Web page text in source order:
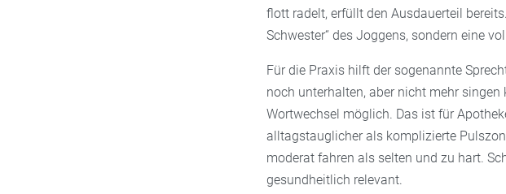
flott radelt, erfüllt den Ausdauerteil
Schwester“ des Joggens, sondern eine
Für die Praxis hilft der sogenannte
noch unterhalten, aber nicht mehr
Wortwechsel möglich. Das ist für
alltagstauglicher als komplizierte
moderat fahren als selten und zu hart.
gesundheitlich relevant.